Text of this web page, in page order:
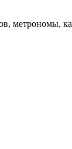
метрономы,